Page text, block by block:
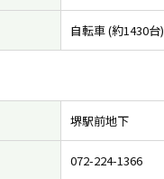
自転車 (約1430台)
堺駅前地下
072-224-1366